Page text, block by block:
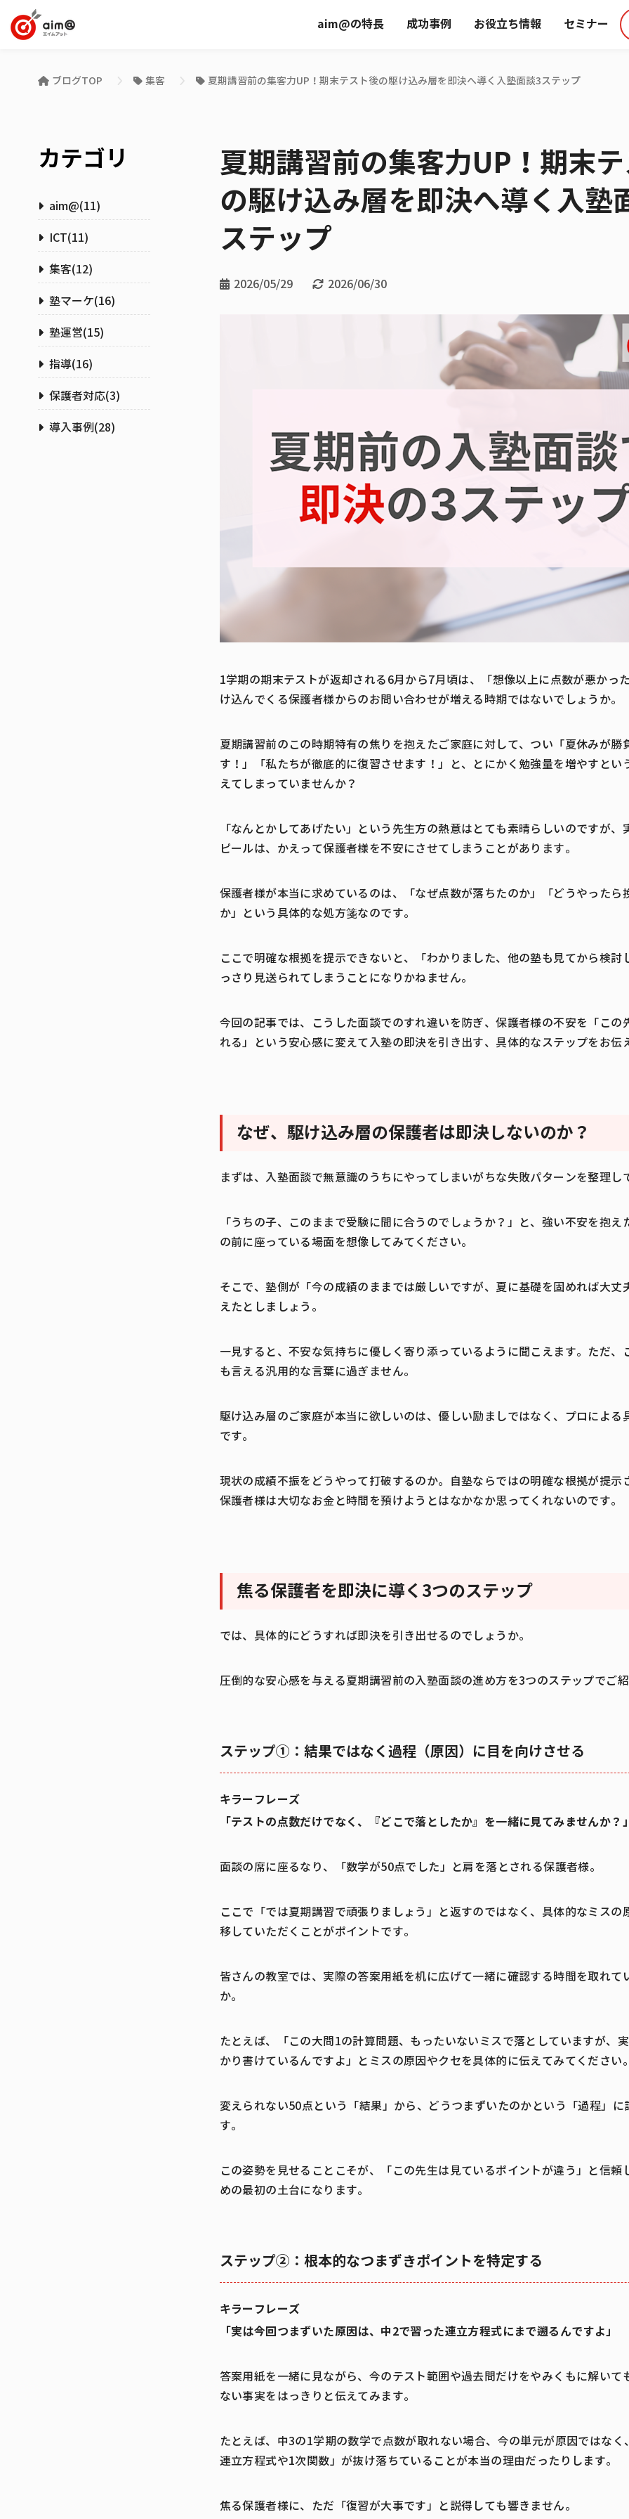
aim@の特長 成功事例 お役立ち情報 セミナー
ブログTOP 集客 夏期講習前の集客力UP！期末テスト後の駆け込み層を即決へ導く入塾面談3ステップ
カテゴリ
aim@(11)
ICT(11)
集客(12)
塾マーケ(16)
塾運営(15)
指導(16)
保護者対応(3)
導入事例(28)
夏期講習前の集客力UP！期末
の駆け込み層を即決へ導く入塾
ステップ
2026/05/29 2026/06/30
1学期の期末テストが返却される6月から7月頃は、「想像以上に点数が悪かっ
け込んでくる保護者様からのお問い合わせが増える時期ではないでしょうか。
夏期講習前のこの時期特有の焦りを抱えたご家庭に対して、つい「夏休みが勝
す！」「私たちが徹底的に復習させます！」と、とにかく勉強量を増やすとい
えてしまっていませんか？
「なんとかしてあげたい」という先生方の熱意はとても素晴らしいのですが、
ピールは、かえって保護者様を不安にさせてしまうことがあります。
保護者様が本当に求めているのは、「なぜ点数が落ちたのか」「どうやったら
か」という具体的な処方箋なのです。
ここで明確な根拠を提示できないと、「わかりました、他の塾も見てから検討
っさり見送られてしまうことになりかねません。
今回の記事では、こうした面談でのすれ違いを防ぎ、保護者様の不安を「この
れる」という安心感に変えて入塾の即決を引き出す、具体的なステップをお伝
なぜ、駆け込み層の保護者は即決しないのか？
まずは、入塾面談で無意識のうちにやってしまいがちな失敗パターンを整理し
「うちの子、このままで受験に間に合うのでしょうか？」と、強い不安を抱え
の前に座っている場面を想像してみてください。
そこで、塾側が「今の成績のままでは厳しいですが、夏に基礎を固めれば大丈
えたとしましょう。
一見すると、不安な気持ちに優しく寄り添っているように聞こえます。ただ、
も言える汎用的な言葉に過ぎません。
駆け込み層のご家庭が本当に欲しいのは、優しい励ましではなく、プロによる
です。
現状の成績不振をどうやって打破するのか。自塾ならではの明確な根拠が提示
保護者様は大切なお金と時間を預けようとはなかなか思ってくれないのです。
焦る保護者を即決に導く3つのステップ
では、具体的にどうすれば即決を引き出せるのでしょうか。
圧倒的な安心感を与える夏期講習前の入塾面談の進め方を3つのステップでご紹
ステップ①：結果ではなく過程（原因）に目を向けさせる
キラーフレーズ
「テストの点数だけでなく、『どこで落としたか』を一緒に見てみませんか？」
面談の席に座るなり、「数学が50点でした」と肩を落とされる保護者様。
ここで「では夏期講習で頑張りましょう」と返すのではなく、具体的なミスの
移していただくことがポイントです。
皆さんの教室では、実際の答案用紙を机に広げて一緒に確認する時間を取れて
か。
たとえば、「この大問1の計算問題、もったいないミスで落としていますが、
かり書けているんですよ」とミスの原因やクセを具体的に伝えてみてください。
変えられない50点という「結果」から、どうつまずいたのかという「過程」に
す。
この姿勢を見せることこそが、「この先生は見ているポイントが違う」と信頼
めの最初の土台になります。
ステップ②：根本的なつまずきポイントを特定する
キラーフレーズ
「実は今回つまずいた原因は、中2で習った連立方程式にまで遡るんですよ」
答案用紙を一緒に見ながら、今のテスト範囲や過去問だけをやみくもに解いて
ない事実をはっきりと伝えてみます。
たとえば、中3の1学期の数学で点数が取れない場合、今の単元が原因ではなく
連立方程式や1次関数」が抜け落ちていることが本当の理由だったりします。
焦る保護者様に、ただ「復習が大事です」と説得しても響きません。